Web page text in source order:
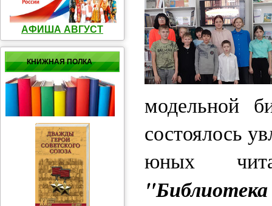
АФИША АВГУСТ
КНИЖНАЯ ПОЛКА
модельной
состоялось
юных